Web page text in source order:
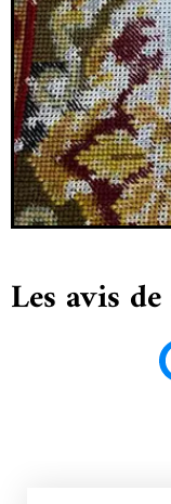
Les avis